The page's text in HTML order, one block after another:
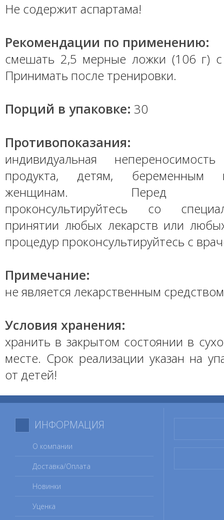
Не содержит аспартама!
Рекомендации по применению:
смешать 2,5 мерные ложки (106 г)
Принимать после тренировки.
Порций в упаковке: 30
Противопоказания:
индивидуальная
продукта, детям,
женщинам. Перед
проконсультируйтесь со
принятии любых лекарств или
процедур проконсультируйтесь с
Примечание:
не является лекарственным
Условия хранения:
хранить в закрытом состоянии в
месте. Срок реализации указан на
от детей!
ИНФОРМАЦИЯ
О компании
Доставка/Оплата
Новинки
Уценка